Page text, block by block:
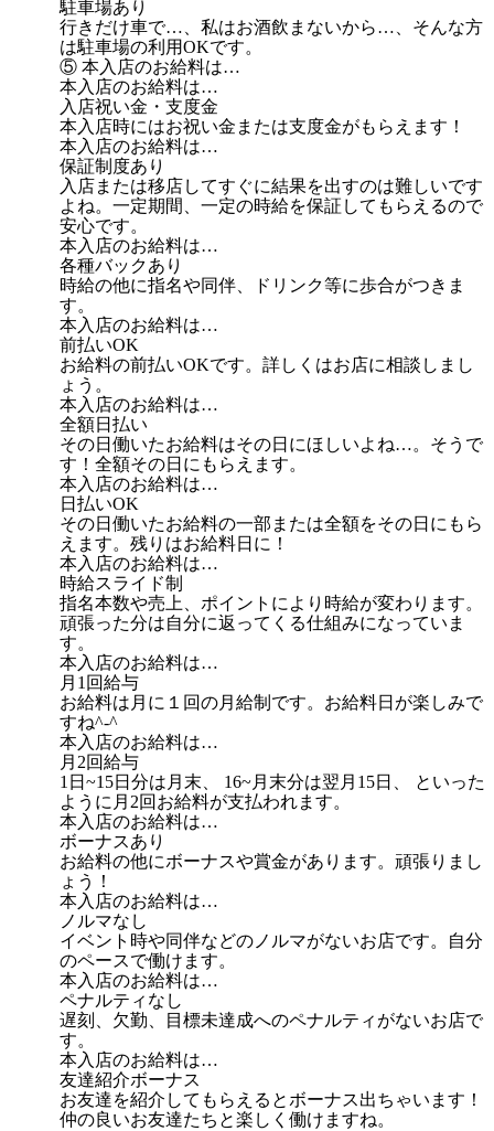
駐車場あり
行きだけ車で…、私はお酒飲まないから…、そんな方
は駐車場の利用OKです。
⑤ 本入店のお給料は…
本入店のお給料は…
入店祝い金・支度金
本入店時にはお祝い金または支度金がもらえます！
本入店のお給料は…
保証制度あり
入店または移店してすぐに結果を出すのは難しいです
よね。一定期間、一定の時給を保証してもらえるので
安心です。
本入店のお給料は…
各種バックあり
時給の他に指名や同伴、ドリンク等に歩合がつきま
す。
本入店のお給料は…
前払いOK
お給料の前払いOKです。詳しくはお店に相談しまし
ょう。
本入店のお給料は…
全額日払い
その日働いたお給料はその日にほしいよね…。そうで
す！全額その日にもらえます。
本入店のお給料は…
日払いOK
その日働いたお給料の一部または全額をその日にもら
えます。残りはお給料日に！
本入店のお給料は…
時給スライド制
指名本数や売上、ポイントにより時給が変わります。
頑張った分は自分に返ってくる仕組みになっていま
す。
本入店のお給料は…
月1回給与
お給料は月に１回の月給制です。お給料日が楽しみで
すね^-^
本入店のお給料は…
月2回給与
1日~15日分は月末、 16~月末分は翌月15日、 といった
ように月2回お給料が支払われます。
本入店のお給料は…
ボーナスあり
お給料の他にボーナスや賞金があります。頑張りまし
ょう！
本入店のお給料は…
ノルマなし
イベント時や同伴などのノルマがないお店です。自分
のペースで働けます。
本入店のお給料は…
ペナルティなし
遅刻、欠勤、目標未達成へのペナルティがないお店で
す。
本入店のお給料は…
友達紹介ボーナス
お友達を紹介してもらえるとボーナス出ちゃいます！
仲の良いお友達たちと楽しく働けますね。